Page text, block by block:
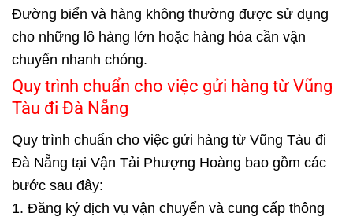
Đường biển và hàng không thường được sử dụng
cho những lô hàng lớn hoặc hàng hóa cần vận
chuyển nhanh chóng.
Quy trình chuẩn cho việc gửi hàng từ Vũng
Tàu đi Đà Nẵng
Quy trình chuẩn cho việc gửi hàng từ Vũng Tàu đi
Đà Nẵng tại Vận Tải Phượng Hoàng bao gồm các
bước sau đây:
1. Đăng ký dịch vụ vận chuyển và cung cấp thông